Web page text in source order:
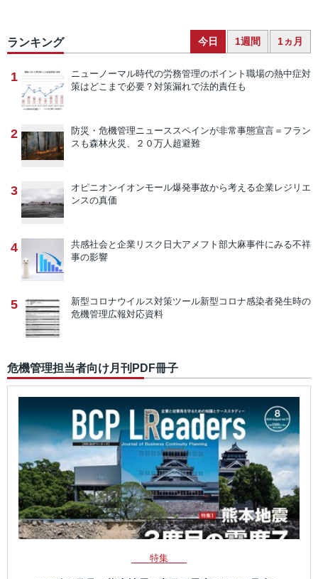
ランキング 今日 1週間 1ヵ月
1 ニューノーマル時代の労務管理のポイント 職場の熱中症対
策はどこまで必要？対策漏れで法的責任も
2 防災・危機管理ニューススペインが非常事態宣言＝フラン
スも森林火災、２０万人超避難
3 オピニオンイオンモール爆発事故から考える企業レジリエ
ンスの真価
4 共感社会と企業リスク 日大アメフト部大麻事件にみる不祥
事の影響
5 新型コロナウイルス対策ツール新型コロナ感染者発生時の
危機管理広報対応資料
危機管理担当者向け月刊PDF冊子
特集